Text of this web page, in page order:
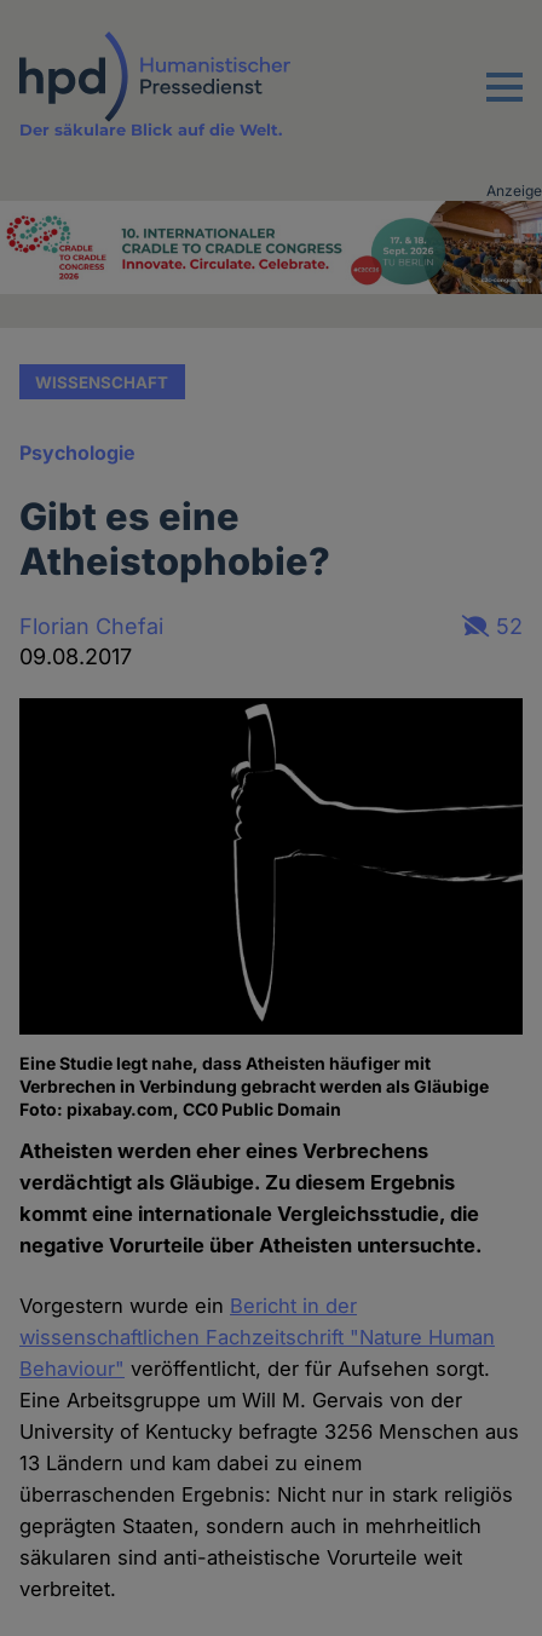
Inhalt
Menu
Der säkulare Blick auf die Welt.
Advertising
Anzeige
WISSENSCHAFT
Psychologie
Gibt es eine
Atheistophobie?
Florian Chefai
09.08.2017
52
Eine Studie legt nahe, dass Atheisten häufiger mit
Verbrechen in Verbindung gebracht werden als Gläubige
Foto: pixabay.com, CC0 Public Domain
Atheisten werden eher eines Verbrechens
verdächtigt als Gläubige. Zu diesem Ergebnis
kommt eine internationale Vergleichsstudie, die
negative Vorurteile über Atheisten untersuchte.
Vorgestern wurde ein Bericht in der
wissenschaftlichen Fachzeitschrift "Nature Human
Behaviour" veröffentlicht, der für Aufsehen sorgt.
Eine Arbeitsgruppe um Will M. Gervais von der
University of Kentucky befragte 3256 Menschen aus
13 Ländern und kam dabei zu einem
überraschenden Ergebnis: Nicht nur in stark religiös
geprägten Staaten, sondern auch in mehrheitlich
säkularen sind anti-atheistische Vorurteile weit
verbreitet.